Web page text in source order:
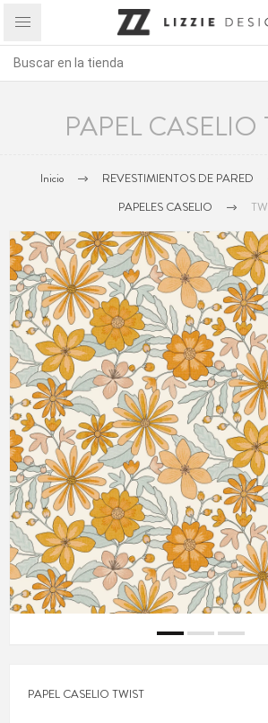
PAPEL CASELIO
Inicio REVESTIMIENTOS DE PARED
PAPELES CASELIO
PAPEL CASELIO TWIST